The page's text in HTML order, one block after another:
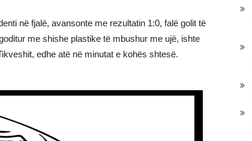
në fjalë, avansonte me rezultatin 1:0, falë golit të
me shishe plastike të mbushur me ujë, ishte
edhe atë në minutat e kohës shtesë.